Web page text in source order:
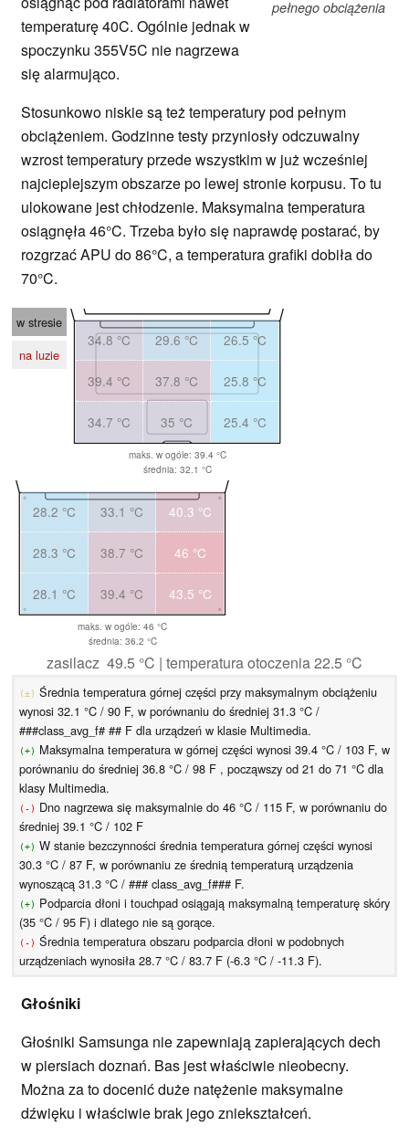
pełnego obciążenia
temperaturę 40C. Ogólnie jednak w
spoczynku 355V5C nie nagrzewa
się alarmująco.
Stosunkowo niskie są też temperatury pod pełnym
obciążeniem. Godzinne testy przyniosły odczuwalny
wzrost temperatury przede wszystkim w już wcześniej
najcieplejszym obszarze po lewej stronie korpusu. To tu
ulokowane jest chłodzenie. Maksymalna temperatura
osiągnęła 46°C. Trzeba było się naprawdę postarać, by
rozgrzać APU do 86°C, a temperatura grafiki dobiła do
70°C.
w stresie
na luzie
34.8 °C 29.6 °C 26.5 °C
39.4 °C 37.8 °C 25.8 °C
34.7 °C 35 °C 25.4 °C
maks. w ogóle: 39.4 °C
średnia: 32.1 °C
28.2 °C 33.1 °C 40.3 °C
28.3 °C 38.7 °C 46 °C
28.1 °C 39.4 °C 43.5 °C
maks. w ogóle: 46 °C
średnia: 36.2 °C
zasilacz 49.5 °C | temperatura otoczenia 22.5 °C
(±) Średnia temperatura górnej części przy maksymalnym obciążeniu
wynosi 32.1 °C / 90 F, w porównaniu do średniej 31.3 °C /
###class_avg_f# ## F dla urządzeń w klasie Multimedia.
(+) Maksymalna temperatura w górnej części wynosi 39.4 °C / 103 F, w
porównaniu do średniej 36.8 °C / 98 F , począwszy od 21 do 71 °C dla
klasy Multimedia.
(-) Dno nagrzewa się maksymalnie do 46 °C / 115 F, w porównaniu do
średniej 39.1 °C / 102 F
(+) W stanie bezczynności średnia temperatura górnej części wynosi
30.3 °C / 87 F, w porównaniu ze średnią temperaturą urządzenia
wynoszącą 31.3 °C / ### class_avg_f### F.
(+) Podparcia dłoni i touchpad osiągają maksymalną temperaturę skóry
(35 °C / 95 F) i dlatego nie są gorące.
(-) Średnia temperatura obszaru podparcia dłoni w podobnych
urządzeniach wynosiła 28.7 °C / 83.7 F (-6.3 °C / -11.3 F).
Głośniki
Głośniki Samsunga nie zapewniają zapierających dech
w piersiach doznań. Bas jest właściwie nieobecny.
Można za to docenić duże natężenie maksymalne
dźwięku i właściwie brak jego zniekształceń.